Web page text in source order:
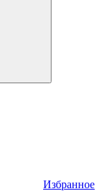
Избранное